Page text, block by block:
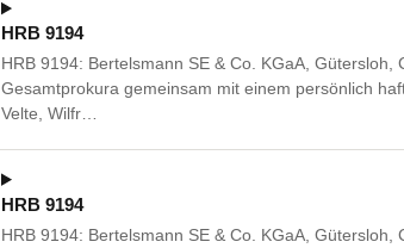
HRB 9194
HRB 9194: Bertelsmann SE & Co. KGaA,
Gesamtprokura gemeinsam mit einem persönlich
Velte, Wilfr…
HRB 9194
HRB 9194: Bertelsmann SE & Co. KGaA,